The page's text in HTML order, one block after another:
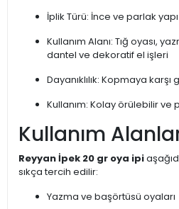
İplik Türü: İnce ve parlak yapı
Kullanım Alanı: Tığ oyası,
dantel ve dekoratif el işleri
Dayanıklılık: Kopmaya
Kullanım: Kolay örülebilir ve
Kullanım
Reyyan İpek 20 gr oya ipi
sıkça tercih edilir:
Yazma ve başörtüsü oyaları